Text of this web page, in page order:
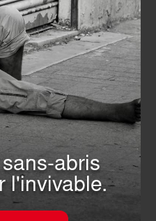
abris
l'invivable.